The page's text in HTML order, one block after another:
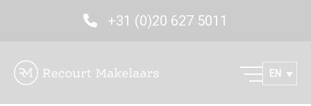
+31 (0)20 627 5011
EN